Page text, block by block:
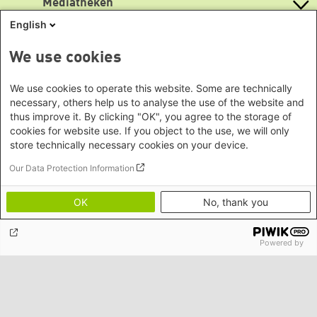
Mehret Haile-Mariam
Lageplan
Barrierefreiheit
Newsletter abonnieren(erscheint vierteljährlich)
Berlin
Brandenburg
Hamburg
Mecklenburg-Vorpommern
Niedersachsen
Nordrhein-Westfalen
Rheinland-Pfalz
Saarland
Sachsen
Sachsen-Anhalt
Schleswig-Holstein
Büro Neu-Delhi - Indien
Büro Phnom Penh - Kambodscha
Büro Seoul - Ostasien | Globaler
Afrika
Büro Horn von Afrika -
Somalia/Somaliland, Sudan,
Äthiopien
Büro Nairobi - Kenia, Uganda,
Büro Abuja - Nigeria
Büro Dakar - Senegal
Mediatheken
Info Hub Plastic
Gender Mediathek
Themenportale
KommunalWiki
Heimatkunde
Grüne Akademie
Gunda-Werner-Institut
GreenCampus Weiterbildung
Studienwerk
Grüne Websites
Bündnis 90 / Die Grünen
Bundestagsfraktion
Die Grünen im Europäischen Parlament
Green European Foundation
Datenschutz
English
We use cookies
We use cookies to operate this website. Some are technically
necessary, others help us to analyse the use of the website and
thus improve it. By clicking "OK", you agree to the storage of
cookies for website use. If you object to the use, we will only
store technically necessary cookies on your device.
Our Data Protection Information
OK No, thank you
Powered by